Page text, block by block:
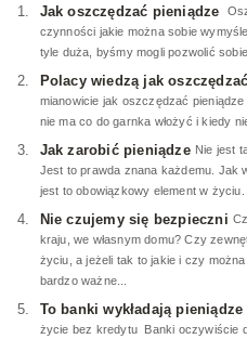
Jak oszczędzać pieniądze
czynności jakie można sobie
tyle duża, byśmy mogli pozwolić
Polacy wiedzą jak oszczędzać
mianowicie jak oszczędzać
nie ma co do garnka włożyć i kiedy
Jak zarobić pieniądze Nie jest
Jest to prawda znana każdemu. Jak
jest to obowiązkowy element w życiu.
Nie czujemy się bezpieczni
kraju, we własnym domu? Czy
życiu, a jeżeli tak to jakie i czy
bardzo ważne...
To banki wykładają pieniądze
życie bez kredytu Banki oczywiście